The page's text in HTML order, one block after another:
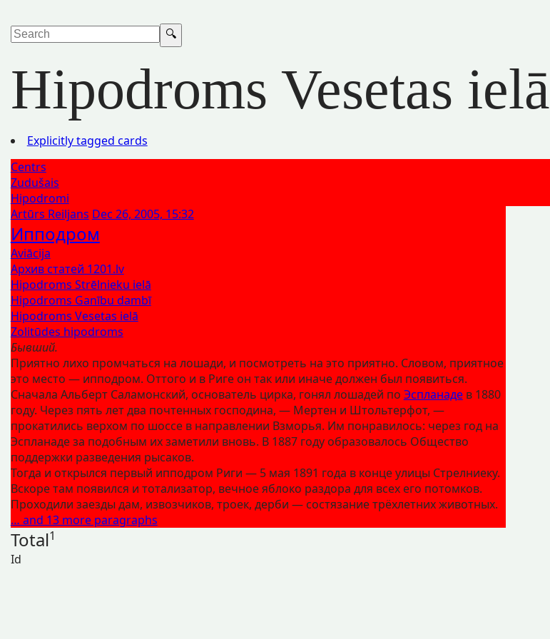
Hipodroms Vesetas ielā
Explicitly tagged cards
Centrs
Zudušais
Hipodromi
Artūrs Reiljans Dec 26, 2005, 15:32
Ипподром
Aviācija
Архив статей 1201.lv
Hipodroms Strēlnieku ielā
Hipodroms Ganību dambī
Hipodroms Vesetas ielā
Zolitūdes hipodroms
Бывший.
Приятно лихо промчаться на лошади, и посмотреть на это приятно. Словом, приятное
это место — ипподром. Оттого и в Риге он так или иначе должен был появиться.
Сначала Альберт Саламонский, основатель цирка, гонял лошадей по Эспланадев 1880
году. Через пять лет два почтенных господина, — Мертен и Штольтерфот, —
прокатились верхом по шоссе в направлении Взморья. Им понравилось: через год на
Эспланаде за подобным их заметили вновь. В 1887 году образовалось Общество
поддержки разведения рысаков.
Тогда и открылся первый ипподром Риги — 5 мая 1891 года в конце улицы Стрелниеку.
Вскоре там появился и тотализатор, вечное яблоко раздора для всех его потомков.
Проходили заезды дам, извозчиков, троек, дерби — состязание трёхлетних животных.
… and 13 more paragraphs
Total1
Id